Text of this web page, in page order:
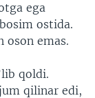
ega
ostida.
oson emas.
qoldi.
qilinar edi,